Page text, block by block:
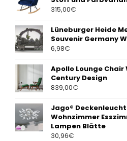
315,00€
Lüneburger Heide
Souvenir Germany
6,98€
Apollo Lounge Chair
Century Design
839,00€
Jago®
Wohnzimmer
Lampen Blätte
30,96€